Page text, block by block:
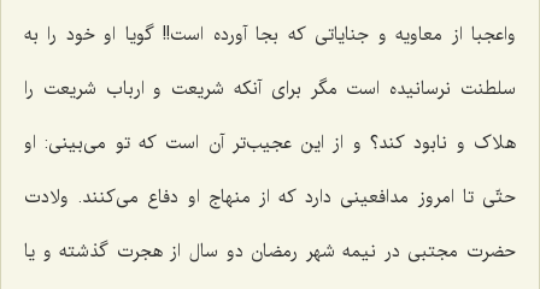
واعجبا از معاویه و جنایاتى که بجا آورده است!! گویا او خود را به
سلطنت نرسانیده است مگر براى آنکه شریعت و ارباب شریعت را
هلاک و نابود کند؟ و از این عجیب‌تر آن است که تو مى‌بینى: او
حتّى تا امروز مدافعینى دارد که از منهاج او دفاع مى‌کنند. ولادت
حضرت مجتبى در نیمه شهر رمضان دو سال از هجرت گذشته و یا